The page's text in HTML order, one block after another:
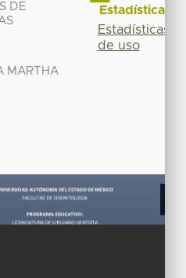
DE
MARTHA
Estadísticas
Estadísticas
de uso